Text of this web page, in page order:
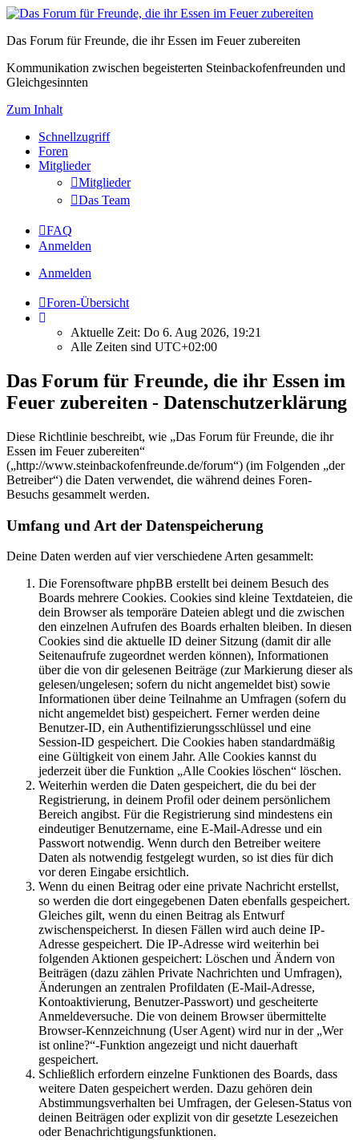
Das Forum für Freunde, die ihr Essen im Feuer zubereiten
Kommunikation zwischen begeisterten Steinbackofenfreunden und
Gleichgesinnten
Zum Inhalt
Schnellzugriff
Foren
Mitglieder
Mitglieder
Das Team
FAQ
Anmelden
Anmelden
Foren-Übersicht
Aktuelle Zeit: Do 6. Aug 2026, 19:21
Alle Zeiten sind UTC+02:00
Das Forum für Freunde, die ihr Essen im
Feuer zubereiten - Datenschutzerklärung
Diese Richtlinie beschreibt, wie „Das Forum für Freunde, die ihr
Essen im Feuer zubereiten“
(„http://www.steinbackofenfreunde.de/forum“) (im Folgenden „der
Betreiber“) die Daten verwendet, die während deines Foren-
Besuchs gesammelt werden.
Umfang und Art der Datenspeicherung
Deine Daten werden auf vier verschiedene Arten gesammelt:
Die Forensoftware phpBB erstellt bei deinem Besuch des
Boards mehrere Cookies. Cookies sind kleine Textdateien, die
dein Browser als temporäre Dateien ablegt und die zwischen
den einzelnen Aufrufen des Boards erhalten bleiben. In diesen
Cookies sind die aktuelle ID deiner Sitzung (damit dir alle
Seitenaufrufe zugeordnet werden können), Informationen
über die von dir gelesenen Beiträge (zur Markierung dieser als
gelesen/ungelesen; sofern du nicht angemeldet bist) sowie
Informationen über deine Teilnahme an Umfragen (sofern du
nicht angemeldet bist) gespeichert. Ferner werden deine
Benutzer-ID, ein Authentifizierungsschlüssel und eine
Session-ID gespeichert. Die Cookies haben standardmäßig
eine Gültigkeit von einem Jahr. Alle Cookies kannst du
jederzeit über die Funktion „Alle Cookies löschen“ löschen.
Weiterhin werden die Daten gespeichert, die du bei der
Registrierung, in deinem Profil oder deinem persönlichem
Bereich angibst. Für die Registrierung sind mindestens ein
eindeutiger Benutzername, eine E-Mail-Adresse und ein
Passwort notwendig. Wenn durch den Betreiber weitere
Daten als notwendig festgelegt wurden, so ist dies für dich
vor deren Eingabe ersichtlich.
Wenn du einen Beitrag oder eine private Nachricht erstellst,
so werden die dort eingegebenen Daten ebenfalls gespeichert.
Gleiches gilt, wenn du einen Beitrag als Entwurf
zwischenspeicherst. In diesen Fällen wird auch deine IP-
Adresse gespeichert. Die IP-Adresse wird weiterhin bei
folgenden Aktionen gespeichert: Löschen und Ändern von
Beiträgen (dazu zählen Private Nachrichten und Umfragen),
Änderungen an zentralen Profildaten (E-Mail-Adresse,
Kontoaktivierung, Benutzer-Passwort) und gescheiterte
Anmeldeversuche. Die von deinem Browser übermittelte
Browser-Kennzeichnung (User Agent) wird nur in der „Wer
ist online?“-Funktion angezeigt und nicht dauerhaft
gespeichert.
Schließlich erfordern einzelne Funktionen des Boards, dass
weitere Daten gespeichert werden. Dazu gehören dein
Abstimmungsverhalten bei Umfragen, der Gelesen-Status von
deinen Beiträgen oder explizit von dir gesetzte Lesezeichen
oder Benachrichtigungsfunktionen.